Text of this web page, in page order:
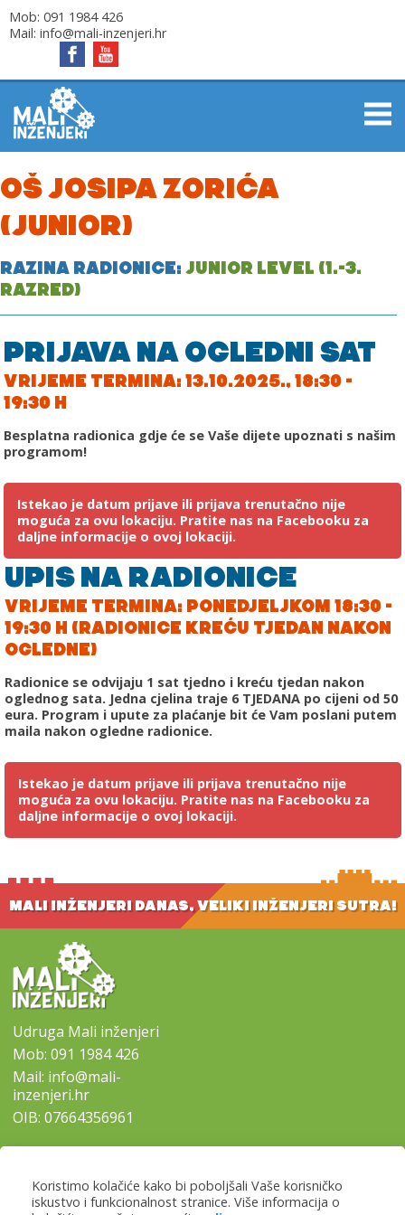
Mob: 091 1984 426
Mail: info@mali-inzenjeri.hr
OŠ JOSIPA ZORIĆA
(JUNIOR)
RAZINA RADIONICE: JUNIOR LEVEL (1.-3.
RAZRED)
PRIJAVA NA OGLEDNI SAT
VRIJEME TERMINA: 13.10.2025., 18:30 -
19:30 H
Besplatna radionica gdje će se Vaše dijete upoznati s našim
programom!
Istekao je datum prijave ili prijava trenutačno nije
moguća za ovu lokaciju. Pratite nas na Facebooku za
daljne informacije o ovoj lokaciji.
UPIS NA RADIONICE
VRIJEME TERMINA: PONEDJELJKOM 18:30 -
19:30 H (RADIONICE KREĆU TJEDAN NAKON
OGLEDNE)
Radionice se odvijaju 1 sat tjedno i kreću tjedan nakon
oglednog sata. Jedna cjelina traje 6 TJEDANA po cijeni od 50
eura. Program i upute za plaćanje bit će Vam poslani putem
maila nakon ogledne radionice.
Istekao je datum prijave ili prijava trenutačno nije
moguća za ovu lokaciju. Pratite nas na Facebooku za
daljne informacije o ovoj lokaciji.
Koristimo kolačiće kako bi poboljšali Vaše korisničko
iskustvo i funkcionalnost stranice. Više informacija o
MALI INŽENJERI DANAS, VELIKI INŽENJERI SUTRA!
Udruga Mali inženjeri
Mob:091 1984 426
Mail: info@mali-
inzenjeri.hr
OIB: 07664356961
Naslovna
Naši programi